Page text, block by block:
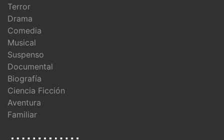
Terror
Drama
Comedia
Musical
Suspenso
Documental
Biografía
Ciencia Ficción
Aventura
Familiar